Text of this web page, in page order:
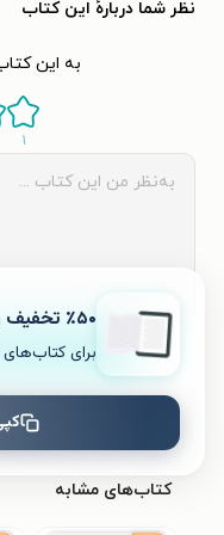
نظر شما دربارهٔ این کتاب
به این
۱
نظری
کتاب‌های مشابه
٪۵۰ تخفیف ویژۀ اولین خرید
برای کتاب‌های